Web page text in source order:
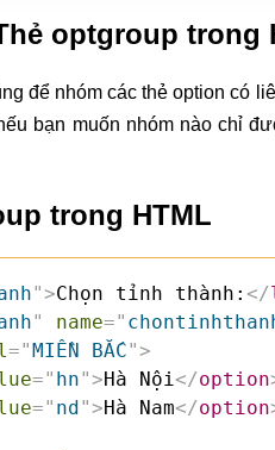
optgroup trong
để nhóm các thẻ option có
bạn muốn nhóm nào chỉ
trong HTML
">Chọn tỉnh thành: </
" name="
="MIỀN BẮC">
=" hn">Hà Nội</option
=" nd">Hà Nam</option